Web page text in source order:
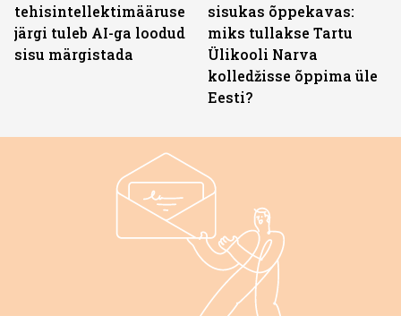
tehisintellektimääruse
järgi tuleb AI-ga loodud
sisu märgistada
sisukas õppekavas:
miks tullakse Tartu
Ülikooli Narva
kolledžisse õppima üle
Eesti?